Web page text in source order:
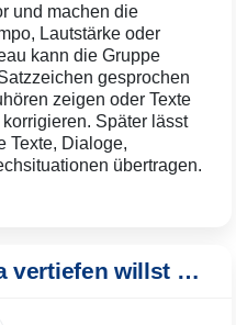
und machen die
Lautstärke oder
kann die Gruppe
gesprochen
zeigen oder Texte
Später lässt
Texte, Dialoge,
übertragen.
vertiefen willst …